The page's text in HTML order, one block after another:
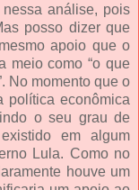
análise, pois
posso dizer que
apoio que o
meio como “o que
No momento que o
política econômica
o seu grau de
em algum
Lula. Como no
houve um